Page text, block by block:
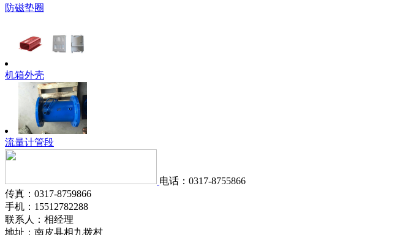
防磁垫圈
机箱外壳
流量计管段
电话：0317-8755866
传真：0317-8759866
手机：15512782288
联系人：相经理
地址：南皮县相九拨村